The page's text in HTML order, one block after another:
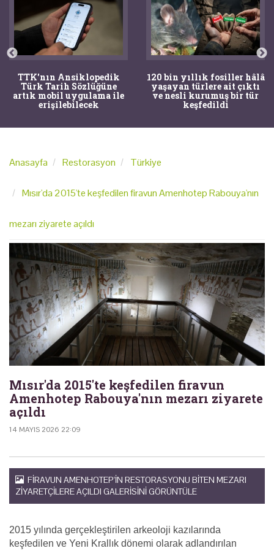
TTK'nın Ansiklopedik
Türk Tarih Sözlüğüne
artık mobil uygulama ile
erişilebilecek
120 bin yıllık fosiller hâlâ
yaşayan türlere ait çıktı
ve nesli kurumuş bir tür
keşfedildi
Anasayfa Restorasyon Türkiye
Mısır'da 2015'te keşfedilen firavun Amenhotep Rabouya'nın
mezarı ziyarete açıldı
Mısır'da 2015'te keşfedilen firavun
Amenhotep Rabouya'nın mezarı ziyarete
açıldı
14 MAYIS 2026 22:09
FIRAVUN AMENHOTEP'IN RESTORASYONU BITEN MEZARI
ZIYARETÇILERE AÇILDI GALERISINI GÖRÜNTÜLE
2015 yılında gerçekleştirilen arkeoloji kazılarında
keşfedilen ve Yeni Krallık dönemi olarak adlandırılan